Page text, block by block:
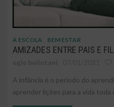
A ESCOLA BEM ESTAR
AMIZADES ENTRE PAIS E
A infância é o período do
aprender lições para a vida toda